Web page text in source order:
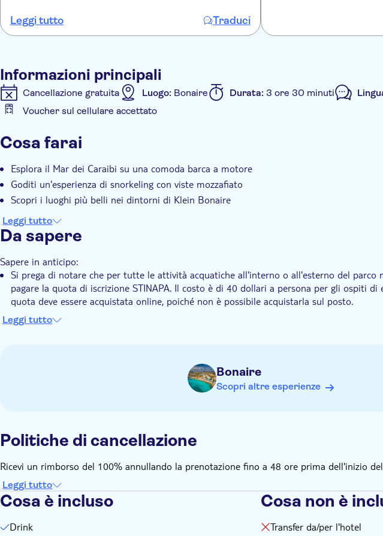
Leggi tutto Traduci
Informazioni principali
Cancellazione gratuita Luogo: Bonaire Durata: 3 ore 30 minuti
Voucher sul cellulare accettato
Pasti inclusi
Cosa farai
Esplora il Mar dei Caraibi su una comoda barca a motore
Goditi un'esperienza di snorkeling con viste mozzafiato
Scopri i luoghi più belli nei dintorni di Klein Bonaire
Leggi tutto
Da sapere
Sapere in anticipo:
Si prega di notare che per tutte le attività acquatiche all'interno o all'esterno del parco
pagare la quota di iscrizione STINAPA. Il costo è di 40 dollari a persona per gli ospiti di
quota deve essere acquistata online, poiché non è possibile acquistarla sul posto.
In caso di restrizioni dietetiche, compilare la sezione: Allergie e/o intolleranze alimentari
Leggi tutto
Bonaire
Scopri altre esperienze
Politiche di cancellazione
Ricevi un rimborso del 100% annullando la prenotazione fino a 48 ore prima dell'inizio
Leggi tutto
Cosa è incluso
Drink
Cosa non è
Transfer da/per l'hotel